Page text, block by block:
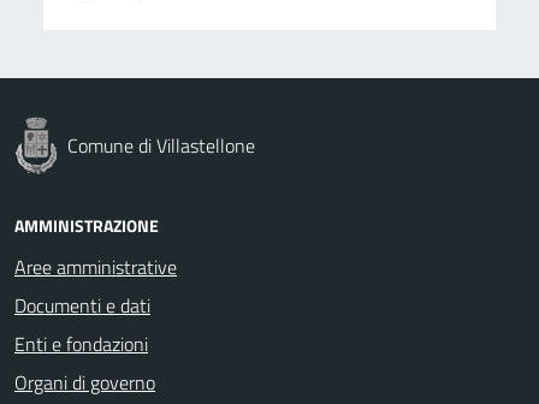
Comune di Villastellone
AMMINISTRAZIONE
Aree amministrative
Documenti e dati
Enti e fondazioni
Organi di governo